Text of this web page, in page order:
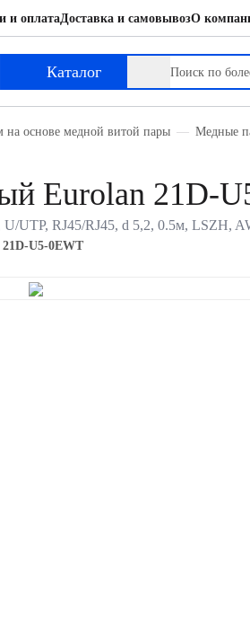
и оплатаДоставка и самовывозО
Каталог
на основе медной витой пары Медные
Eurolan 21D-
UTP, RJ45/RJ45, d 5,2, 0.5м, LSZH,
21D-U5-0EWT